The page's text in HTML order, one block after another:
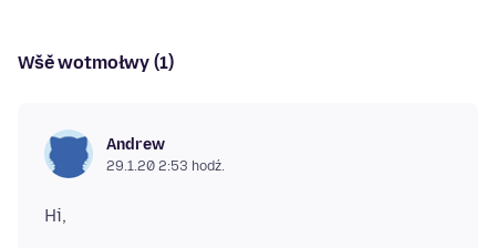
Wšě wotmołwy (1)
Andrew
29.1.20 2:53 hodź.